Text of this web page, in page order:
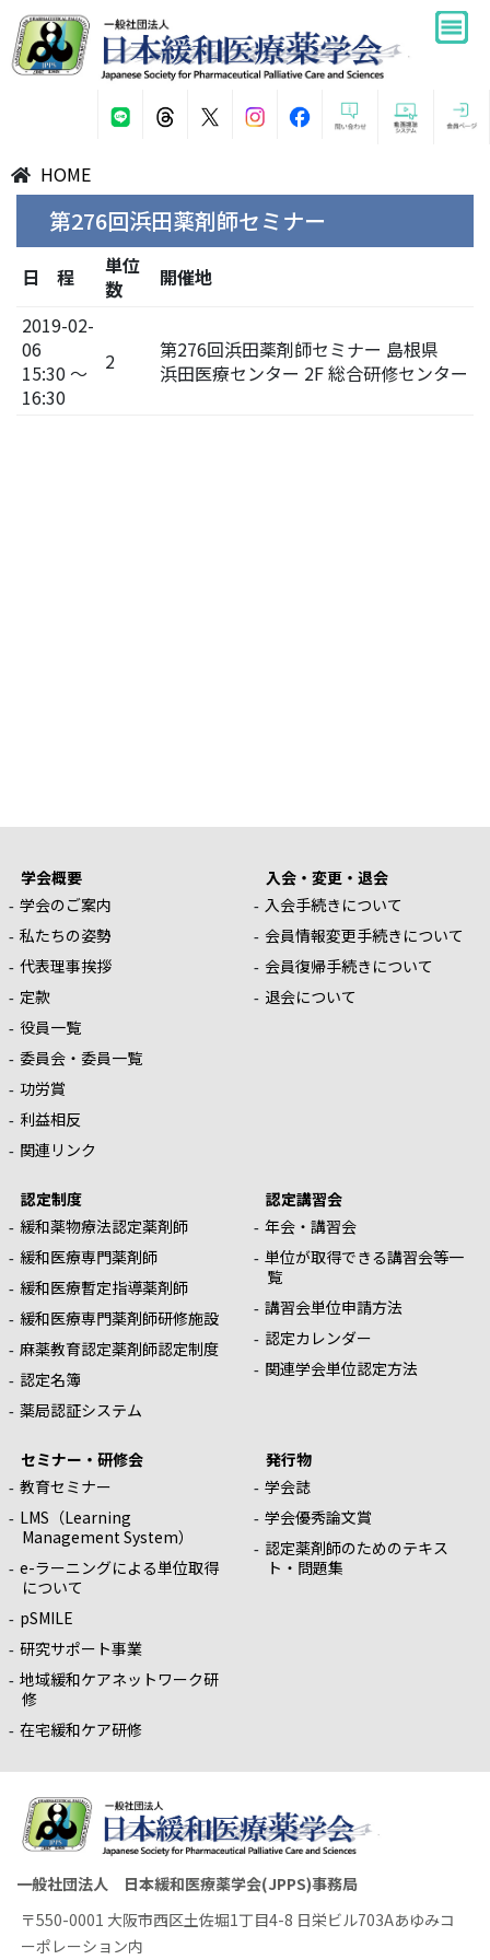
HOME
第276回浜田薬剤師セミナー
日 程
単位
数
開催地
2019-02-
06
15:30 ～
16:30
2
第276回浜田薬剤師セミナー 島根県
浜田医療センター 2F 総合研修センター
学会概要
学会のご案内
私たちの姿勢
代表理事挨拶
定款
役員一覧
委員会・委員一覧
功労賞
利益相反
関連リンク
入会・変更・退会
入会手続きについて
会員情報変更手続きについて
会員復帰手続きについて
退会について
認定制度
緩和薬物療法認定薬剤師
緩和医療専門薬剤師
緩和医療暫定指導薬剤師
緩和医療専門薬剤師研修施設
麻薬教育認定薬剤師認定制度
認定名簿
薬局認証システム
認定講習会
年会・講習会
単位が取得できる講習会等一
覧
講習会単位申請方法
認定カレンダー
関連学会単位認定方法
セミナー・研修会
教育セミナー
LMS（Learning
Management System）
e-ラーニングによる単位取得
について
pSMILE
研究サポート事業
地域緩和ケアネットワーク研
修
在宅緩和ケア研修
発行物
学会誌
学会優秀論文賞
認定薬剤師のためのテキス
ト・問題集
一般社団法人 日本緩和医療薬学会(JPPS)事務局
〒550-0001 大阪市西区土佐堀1丁目4-8 日栄ビル703Aあゆみコ
ーポレーション内